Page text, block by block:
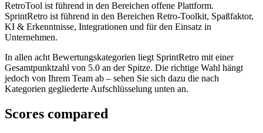
RetroTool ist führend in den Bereichen offene Plattform.
SprintRetro ist führend in den Bereichen Retro-Toolkit, Spaßfaktor,
KI & Erkenntnisse, Integrationen und für den Einsatz in
Unternehmen.
In allen acht Bewertungskategorien liegt SprintRetro mit einer
Gesamtpunktzahl von 5.0 an der Spitze. Die richtige Wahl hängt
jedoch von Ihrem Team ab – sehen Sie sich dazu die nach
Kategorien gegliederte Aufschlüsselung unten an.
Scores compared